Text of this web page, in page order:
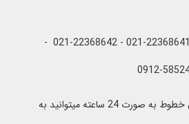
021-22065033 - 021-22368641 - 021-22368642 -
در صورت ایراد یا اشغال خطوط به صورت 24 ساعته میتوانید به